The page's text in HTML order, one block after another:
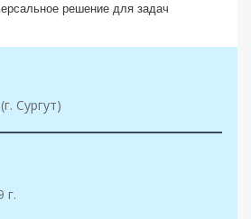
решение для задач
Сургут)
г.